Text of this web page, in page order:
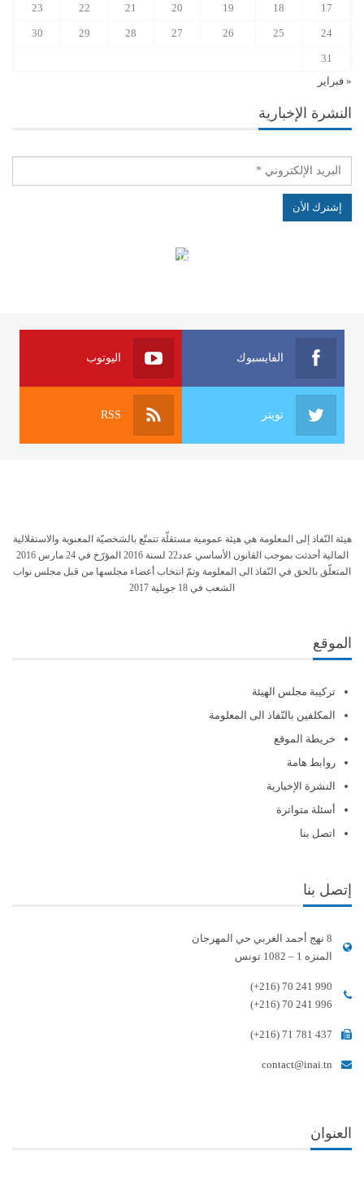
17
18
19
20
21
22
23
24
25
26
27
28
29
30
31
« فبراير
النشرة الإخبارية
الهياكل الخاضعة لقانون النفاذ إلى المعلومة
الفايسبوك اليوتوب
تويتر RSS
هيئة النّفاذ إلى المعلومة هي هيئة عمومية مستقلّة تتمتّع بالشخصيّة المعنوية والاستقلالية
المالية أحدثت بموجب القانون الأساسي عدد22 لسنة 2016 المؤرّخ في 24 مارس 2016
المتعلّق بالحق في النّفاذ الى المعلومة وتمّ انتخاب أعضاء مجلسها من قبل مجلس نواب
الشعب في 18 جويلية 2017
الموقع
تركيبة مجلس الهيئة
المكلفين بالنّفاذ الى المعلومة
خريطة الموقع
روابط هامة
النشرة الإخبارية
أسئلة متواترة
اتصل بنا
إتصل بنا
8 نهج أحمد الغربي حي المهرجان
المنزه 1 – 1082 تونس
(+216) 70 241 990
(+216) 70 241 996
(+216) 71 781 437
contact@inai.tn
العنوان